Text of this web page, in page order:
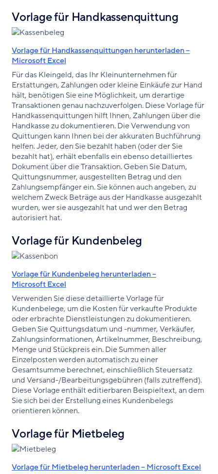
Vorlage für Handkassenquittung
Vorlage für Handkassenquittungen herunterladen –
Microsoft Excel
Für das Kleingeld, das Ihr Kleinunternehmen für
Erstattungen, Zahlungen oder kleine Einkäufe zur Hand
hält, benötigen Sie eine Möglichkeit, um derartige
Transaktionen genau nachzuverfolgen. Diese Vorlage für
Handkassenquittungen hilft Ihnen, Zahlungen über die
Handkasse zu dokumentieren. Die Verwendung von
Quittungen kann Ihnen bei der akkuraten Buchführung
helfen. Jeder, den Sie bezahlt haben (oder der Sie
bezahlt hat), erhält ebenfalls ein ebenso detailliertes
Dokument über die Transaktion. Geben Sie Datum,
Quittungsnummer, ausgestellten Betrag und den
Zahlungsempfänger ein. Sie können auch angeben, zu
welchem Zweck Beträge aus der Handkasse ausgezahlt
wurden, wer sie ausgezahlt hat und wer den Betrag
autorisiert hat.
Vorlage für Kundenbeleg
Vorlage für Kundenbeleg herunterladen –
Microsoft Excel
Verwenden Sie diese detaillierte Vorlage für
Kundenbelege, um die Kosten für verkaufte Produkte
oder erbrachte Dienstleistungen zu dokumentieren.
Geben Sie Quittungsdatum und -nummer, Verkäufer,
Zahlungsinformationen, Artikelnummer, Beschreibung,
Menge und Stückpreis ein. Die Summen aller
Einzelposten werden automatisch zu einer
Gesamtsumme berechnet, einschließlich Steuersatz
und Versand-/Bearbeitungsgebühren (falls zutreffend).
Diese Vorlage enthält editierbaren Beispieltext, an dem
Sie sich bei der Erstellung eines Kundenbelegs
orientieren können.
Vorlage für Mietbeleg
Vorlage für Mietbeleg herunterladen – Microsoft Excel